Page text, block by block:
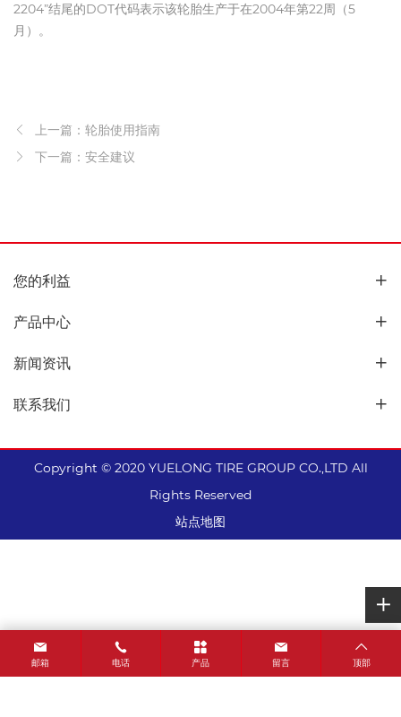
2204”结尾的DOT代码表示该轮胎生产于在2004年第22周（5
月）。
上一篇：轮胎使用指南
下一篇：安全建议
您的利益
产品中心
新闻资讯
联系我们
Copyright © 2020 YUELONG TIRE GROUP CO.,LTD All
Rights Reserved
站点地图
邮箱 电话 产品 留言 顶部